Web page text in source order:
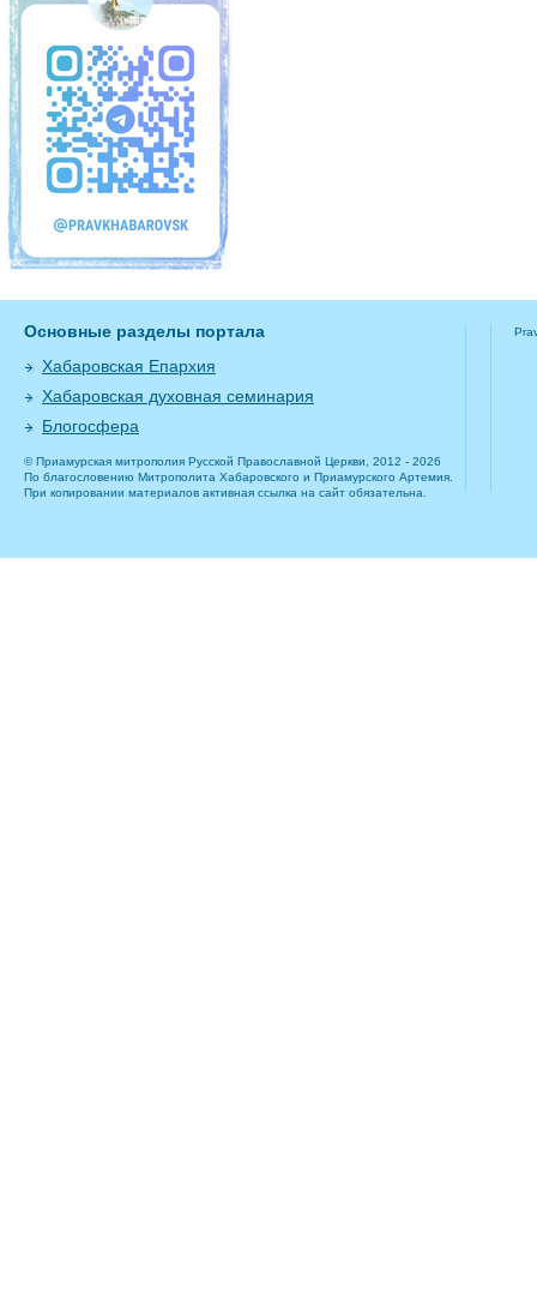
Основные разделы портала
Хабаровская Епархия
Хабаровская духовная семинария
Блогосфера
© Приамурская митрополия Русской Православной Церкви, 2012 - 2026
По благословению Митрополита Хабаровского и Приамурского Артемия.
При копировании материалов активная ссылка на сайт обязательна.